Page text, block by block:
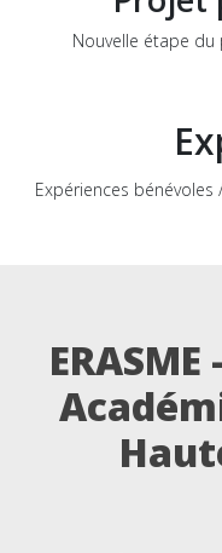
Nouvelle étape
Expériences